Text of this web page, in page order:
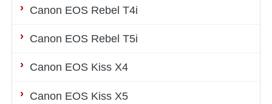
Canon EOS Rebel T4i
Canon EOS Rebel T5i
Canon EOS Kiss X4
Canon EOS Kiss X5